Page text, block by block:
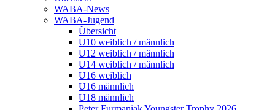
WABA-News
WABA-Jugend
Übersicht
U10 weiblich / männlich
U12 weiblich / männlich
U14 weiblich / männlich
U16 weiblich
U16 männlich
U18 männlich